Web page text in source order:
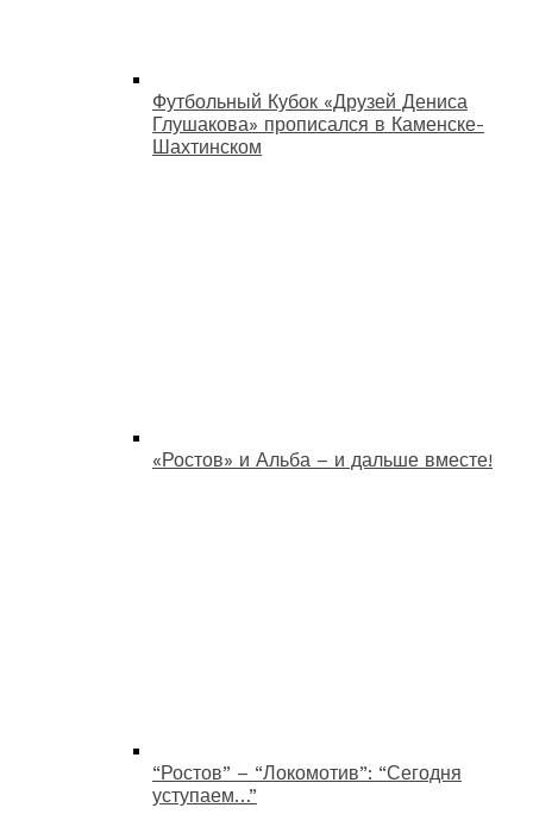
Футбольный Кубок «Друзей Дениса
Глушакова» прописался в Каменске-
Шахтинском
«Ростов» и Альба – и дальше вместе!
“Ростов” – “Локомотив”: “Сегодня
уступаем…”